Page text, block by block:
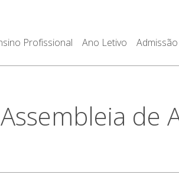
Profissional Ano Letivo Admissão
Assembleia de